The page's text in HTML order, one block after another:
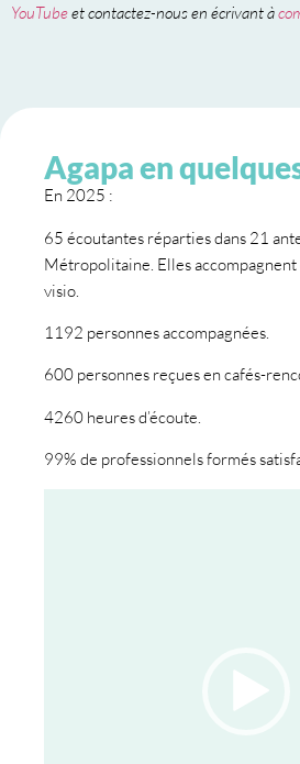
YouTubeet contactez-nous en écrivant à
Agapa en
En 2025 :
65 écoutantes réparties dans 21
Métropolitaine. Elles
visio.
1192 personnes accompagnées.
600 personnes reçues en cafés-
4260 heures d’écoute.
99% de professionnels formés